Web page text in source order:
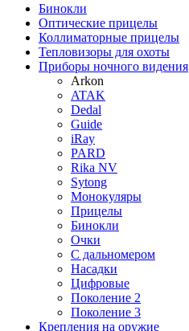
Бинокли
Оптические прицелы
Коллиматорные прицелы
Тепловизоры для охоты
Приборы ночного видения
Arkon
ATAK
Dedal
Guide
iRay
PARD
Rika NV
Sytong
Монокуляры
Прицелы
Бинокли
Очки
С дальномером
Насадки
Цифровые
Поколение 2
Поколение 3
Крепления на оружие